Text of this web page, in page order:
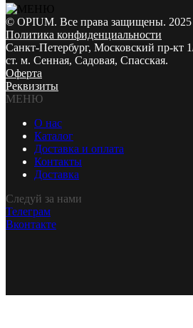
© OPIUM. Все права защищены. 2025
Политика конфиденциальности
Санкт-Петербург, Московский пр-кт
ст. м. Сенная, Садовая, Спасская.
Оферта
Реквизиты
МЕНЮ
О нас
Каталог
Доставка и оплата
Контакты
Доставка
Следуй за нами
Телеграм
Вконтакте